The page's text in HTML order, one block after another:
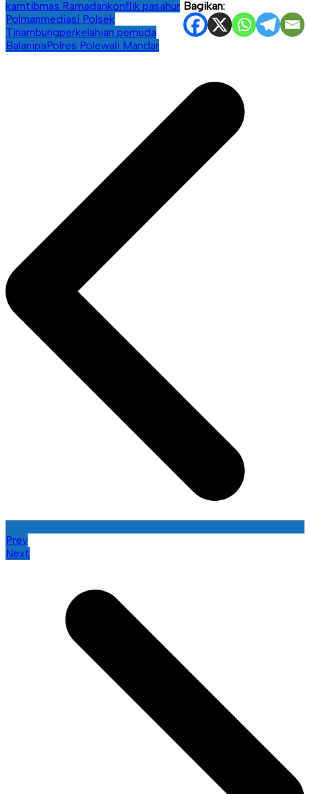
Bagikan:
kamtibmas Ramadankonflik pasahur
Polmanmediasi Polsek
Tinambungperkelahian pemuda
BalanipaPolres Polewali Mandar
Prev
Next